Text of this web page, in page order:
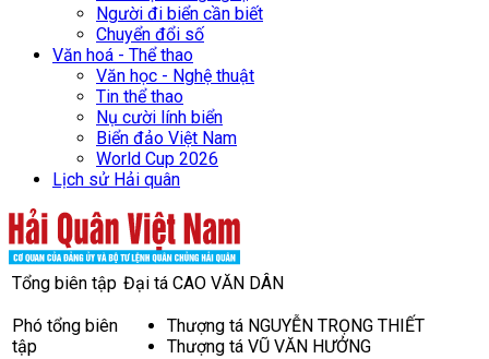
Người đi biển cần biết
Chuyển đổi số
Văn hoá - Thể thao
Văn học - Nghệ thuật
Tin thể thao
Nụ cười lính biển
Biển đảo Việt Nam
World Cup 2026
Lịch sử Hải quân
Tổng biên tập Đại tá CAO VĂN DÂN
Phó tổng biên
tập
Thượng tá NGUYỄN TRỌNG THIẾT
Thượng tá VŨ VĂN HƯỞNG